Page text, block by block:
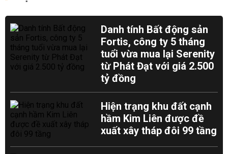
Danh tính Bất động sản
Fortis, công ty 5 tháng
tuổi vừa mua lại Serenity
từ Phát Đạt với giá 2.500
tỷ đồng
Hiện trạng khu đất cạnh
hầm Kim Liên được đề
xuất xây tháp đôi 99 tầng